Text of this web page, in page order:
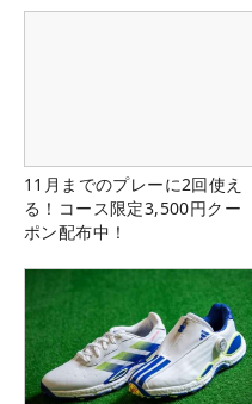
11月までのプレーに2回使え
る！コース限定3,500円クー
ポン配布中！